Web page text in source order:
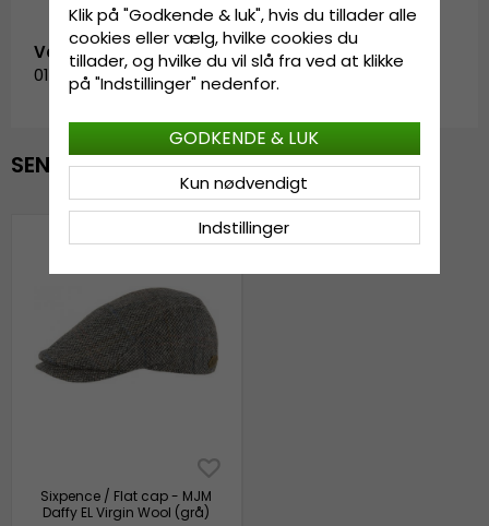
Vare-ID:
01G58404300-1
SENAST VISTE
Sixpence / Flat cap - MJM
Daffy EL Virgin Wool (grå)
Klik på "Godkende & luk", hvis du tillader alle
cookies eller vælg, hvilke cookies du
tillader, og hvilke du vil slå fra ved at klikke
på "Indstillinger" nedenfor.
Indstillinger
Kun nødvendigt
GODKENDE & LUK